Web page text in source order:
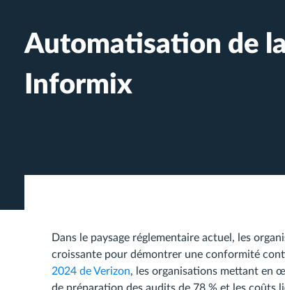
Automatisation de
Informix
Dans le paysage réglementaire actuel, les
croissante pour démontrer une conformité
2024 de Verizon, les organisations mettant en